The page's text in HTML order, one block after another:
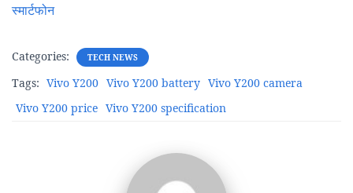
स्मार्टफोन
Categories: TECH NEWS
Tags: Vivo Y200 Vivo Y200 battery Vivo Y200 camera
Vivo Y200 price Vivo Y200 specification